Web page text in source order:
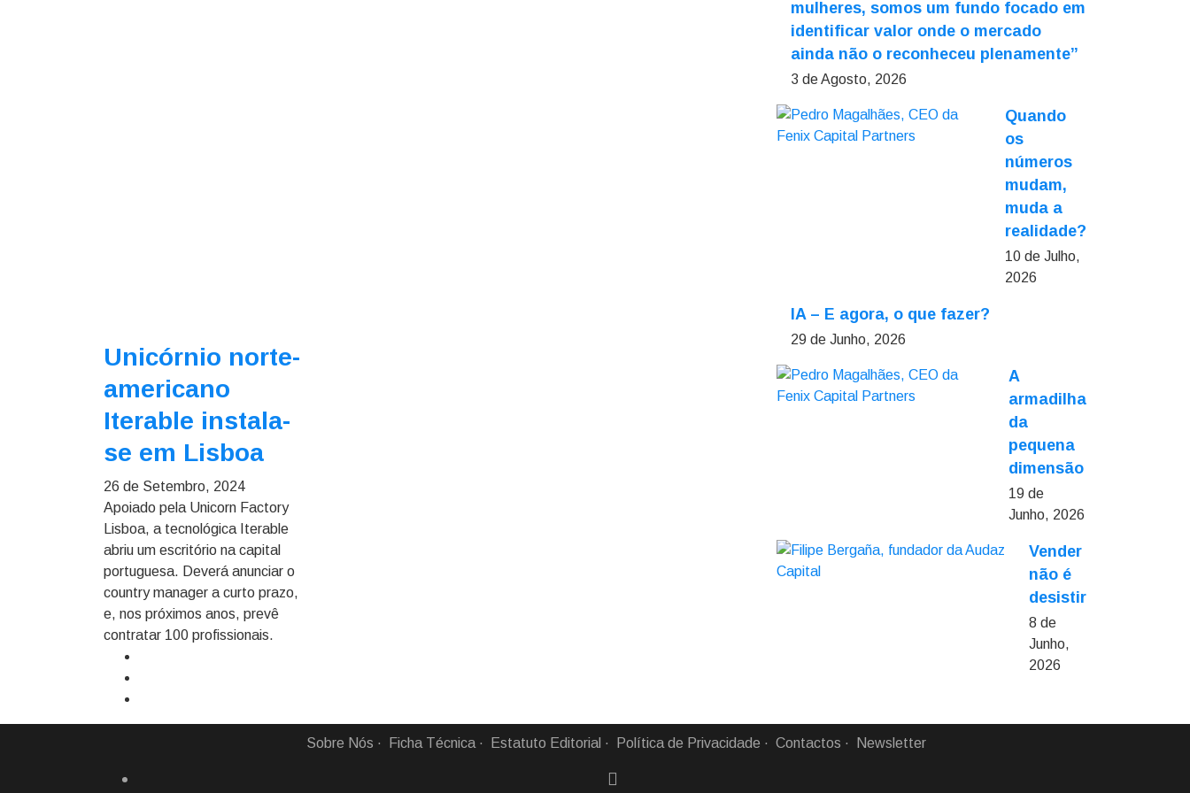
Unicórnio norte-
americano
Iterable instala-
se em Lisboa
26 de Setembro, 2024
Apoiado pela Unicorn Factory
Lisboa, a tecnológica Iterable
abriu um escritório na capital
portuguesa. Deverá anunciar o
country manager a curto prazo,
e, nos próximos anos, prevê
contratar 100 profissionais.
mulheres, somos um fundo focado em
identificar valor onde o mercado
ainda não o reconheceu plenamente”
3 de Agosto, 2026
Quando
os
números
mudam,
muda a
realidade?
10 de Julho,
2026
IA – E agora, o que fazer?
29 de Junho, 2026
A
armadilha
da
pequena
dimensão
19 de
Junho, 2026
Vender
não é
desistir
8 de
Junho,
2026
Sobre Nós Ficha Técnica Estatuto Editorial Política de Privacidade Contactos Newsletter